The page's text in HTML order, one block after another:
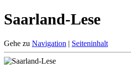
Saarland-Lese
Gehe zu Navigation | Seiteninhalt